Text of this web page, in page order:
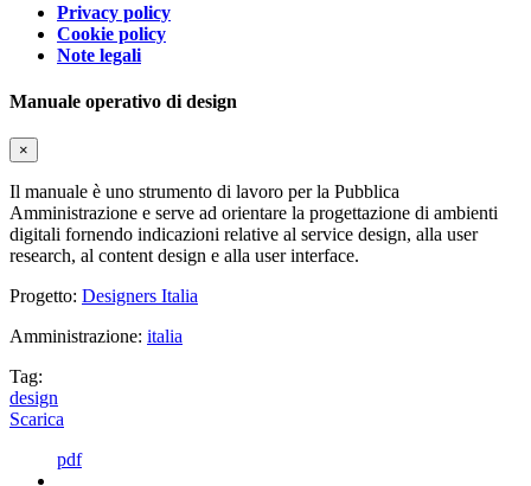
Privacy policy
Cookie policy
Note legali
Manuale operativo di design
×
Il manuale è uno strumento di lavoro per la Pubblica
Amministrazione e serve ad orientare la progettazione di ambienti
digitali fornendo indicazioni relative al service design, alla user
research, al content design e alla user interface.
Progetto: Designers Italia
Amministrazione: italia
Tag:
design
Scarica
pdf